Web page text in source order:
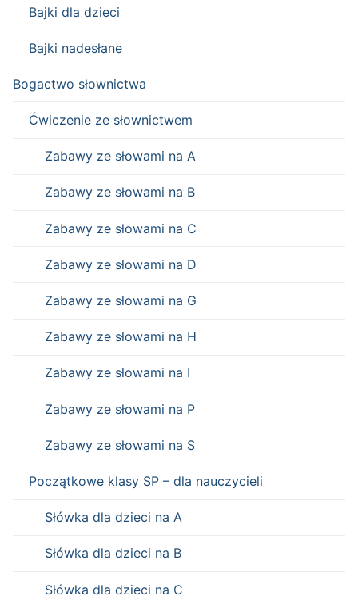
Bajki dla dzieci
Bajki nadesłane
Bogactwo słownictwa
Ćwiczenie ze słownictwem
Zabawy ze słowami na A
Zabawy ze słowami na B
Zabawy ze słowami na C
Zabawy ze słowami na D
Zabawy ze słowami na G
Zabawy ze słowami na H
Zabawy ze słowami na I
Zabawy ze słowami na P
Zabawy ze słowami na S
Początkowe klasy SP – dla nauczycieli
Słówka dla dzieci na A
Słówka dla dzieci na B
Słówka dla dzieci na C